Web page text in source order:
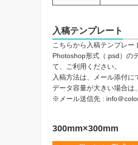
入稿テンプレート
こちらから入稿テンプレー
Photoshop形式（.psd）の
て、ご利用ください。
入稿方法は、メール添付に
データ容量が大きい場合は
※メール送信先 : info＠
300mm×300mm